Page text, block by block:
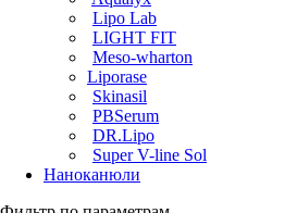
Lipo Lab
LIGHT FIT
Meso-wharton
Liporase
Skinasil
PBSerum
DR.Lipo
Super V-line Sol
Наноканюли